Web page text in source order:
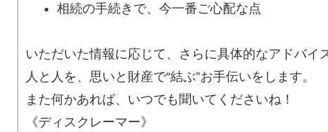
相続の手続きで、今一番ご心配な点
いただいた情報に応じて、さらに具体的なアドバイ
人と人を、思いと財産で“結ぶ”お手伝いをします。
また何かあれば、いつでも聞いてくださいね！
《ディスクレーマー》